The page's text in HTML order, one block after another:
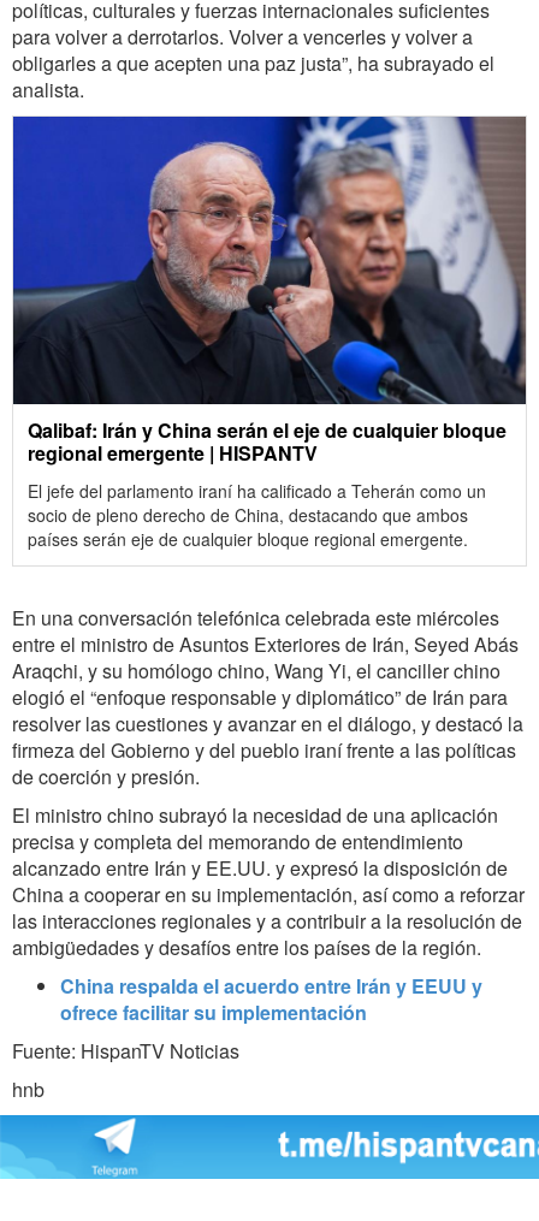
políticas, culturales y fuerzas internacionales suficientes
para volver a derrotarlos. Volver a vencerles y volver a
obligarles a que acepten una paz justa”, ha subrayado el
analista.
Qalibaf: Irán y China serán el eje de cualquier bloque
regional emergente | HISPANTV
El jefe del parlamento iraní ha calificado a Teherán como un
socio de pleno derecho de China, destacando que ambos
países serán eje de cualquier bloque regional emergente.
En una conversación telefónica celebrada este miércoles
entre el ministro de Asuntos Exteriores de Irán, Seyed Abás
Araqchi, y su homólogo chino, Wang Yi, el canciller chino
elogió el “enfoque responsable y diplomático” de Irán para
resolver las cuestiones y avanzar en el diálogo, y destacó la
firmeza del Gobierno y del pueblo iraní frente a las políticas
de coerción y presión.
El ministro chino subrayó la necesidad de una aplicación
precisa y completa del memorando de entendimiento
alcanzado entre Irán y EE.UU. y expresó la disposición de
China a cooperar en su implementación, así como a reforzar
las interacciones regionales y a contribuir a la resolución de
ambigüedades y desafíos entre los países de la región.
China respalda el acuerdo entre Irán y EEUU y
ofrece facilitar su implementación
Fuente: HispanTV Noticias
hnb